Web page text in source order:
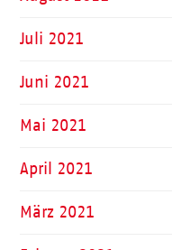
Juli 2021
Juni 2021
Mai 2021
April 2021
März 2021